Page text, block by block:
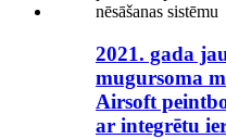
2021. gada
mugursoma
Airsoft
ar integrētu